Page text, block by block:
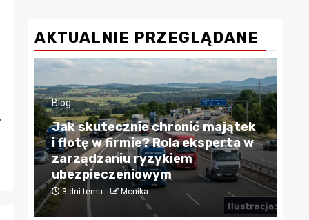
AKTUALNIE PRZEGLĄDANE
chronić majątek
w firmie? Rola eksperta w
ryzykiem
Monika
Blog
Kredyty
Przewodnik po
finansowaniu
4 tygodnie temu